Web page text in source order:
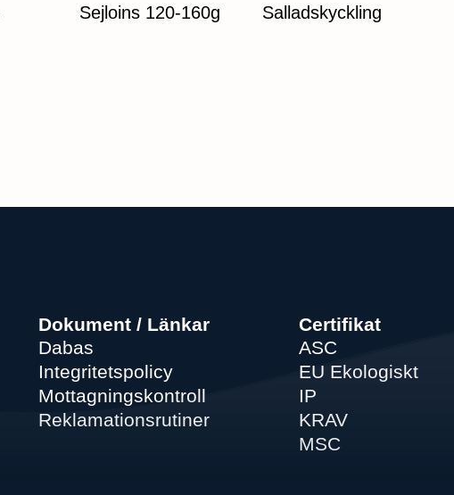
Sejloins 120-160g Salladskyckling
Dokument / Länkar
Dabas
Integritetspolicy
Mottagningskontroll
Reklamationsrutiner
Certifikat
ASC
EU Ekologiskt
IP
KRAV
MSC